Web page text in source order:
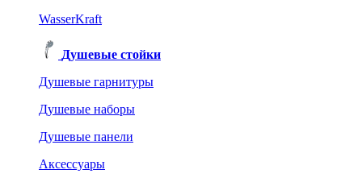
WasserKraft
Душевые стойки
Душевые гарнитуры
Душевые наборы
Душевые панели
Аксессуары